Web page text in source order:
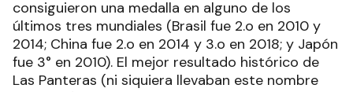
consiguieron una medalla en alguno de los
últimos tres mundiales (Brasil fue 2.o en 2010 y
2014; China fue 2.o en 2014 y 3.o en 2018; y Japón
fue 3° en 2010). El mejor resultado histórico de
Las Panteras (ni siquiera llevaban este nombre